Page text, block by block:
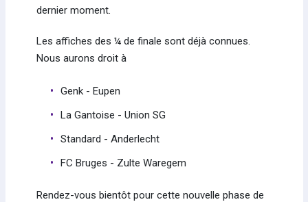
dernier moment.
Les affiches des ¼ de finale sont déjà connues.
Nous aurons droit à
Genk - Eupen
La Gantoise - Union SG
Standard - Anderlecht
FC Bruges - Zulte Waregem
Rendez-vous bientôt pour cette nouvelle phase de